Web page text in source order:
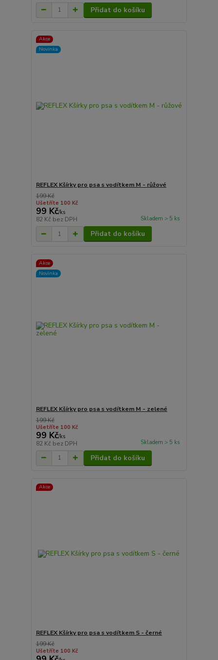
Přidat do košíku
Akce
Novinka
REFLEX Kšírky pro psa s vodítkem M - růžové
199 Kč
Ušetříte 100 Kč
99 Kč/ks
82 Kč bez DPH Skladem > 5 ks
Přidat do košíku
Akce
Novinka
REFLEX Kšírky pro psa s vodítkem M - zelené
199 Kč
Ušetříte 100 Kč
99 Kč/ks
82 Kč bez DPH Skladem > 5 ks
Přidat do košíku
Akce
REFLEX Kšírky pro psa s vodítkem S - černé
199 Kč
Ušetříte 100 Kč